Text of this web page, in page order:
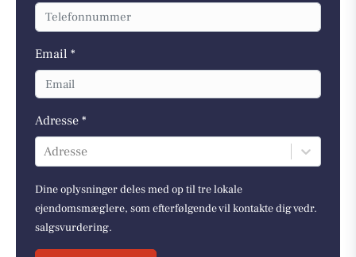
Email *
Adresse *
Adresse
Dine oplysninger deles med op til tre lokale
ejendomsmæglere, som efterfølgende vil kontakte dig vedr.
salgsvurdering.